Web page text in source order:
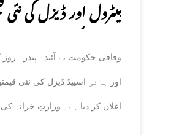
پیٹرول اور ڈیزل کی نئی
وفاقی حکومت نے آئندہ پندرہ روز
اور ہائی اسپیڈ ڈیزل کی نئی
اعلان کر دیا ہے۔ وزارتِ خزانہ کی